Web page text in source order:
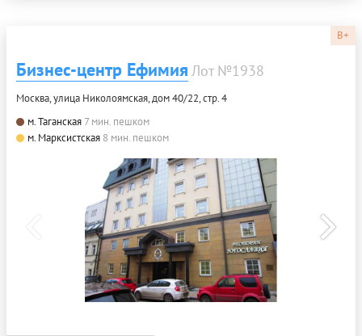
B+
Бизнес-центр Ефимия Лот №1938
Москва, улица Николоямская, дом 40/22, стр. 4
м. Таганская 7 мин. пешком
м. Марксистская 8 мин. пешком